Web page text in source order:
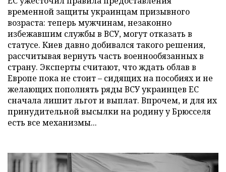
временной защиты украинцам призывного
возраста: теперь мужчинам, незаконно
избежавшим службы в ВСУ, могут отказать в
статусе. Киев давно добивался такого решения,
рассчитывая вернуть часть военнообязанных в
страну. Эксперты считают, что ждать облав в
Европе пока не стоит – сидящих на пособиях и не
желающих пополнять ряды ВСУ украинцев ЕС
сначала лишит льгот и выплат. Впрочем, и для их
принудительной высылки на родину у Брюсселя
есть все механизмы...